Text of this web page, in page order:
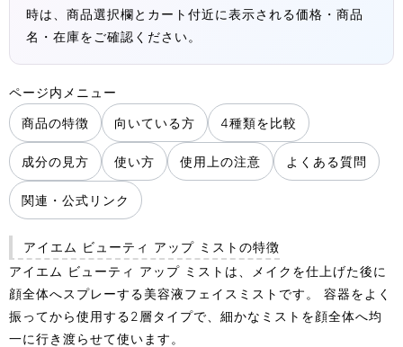
時は、商品選択欄とカート付近に表示される価格・商品
名・在庫をご確認ください。
ページ内メニュー
商品の特徴
向いている方 4種類を比較
成分の見方 使い方 使用上の注意 よくある質問
関連・公式リンク
アイエム ビューティ アップ ミストの特徴
アイエム ビューティ アップ ミストは、メイクを仕上げた後に
顔全体へスプレーする美容液フェイスミストです。 容器をよく
振ってから使用する2層タイプで、細かなミストを顔全体へ均
一に行き渡らせて使います。